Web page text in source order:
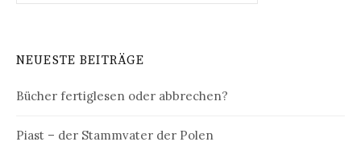
NEUESTE BEITRÄGE
Bücher fertiglesen oder abbrechen?
Piast – der Stammvater der Polen